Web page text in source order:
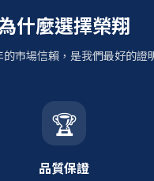
什麼選擇榮翔
的市場信賴，是我們最好的證
🏆
品質保證